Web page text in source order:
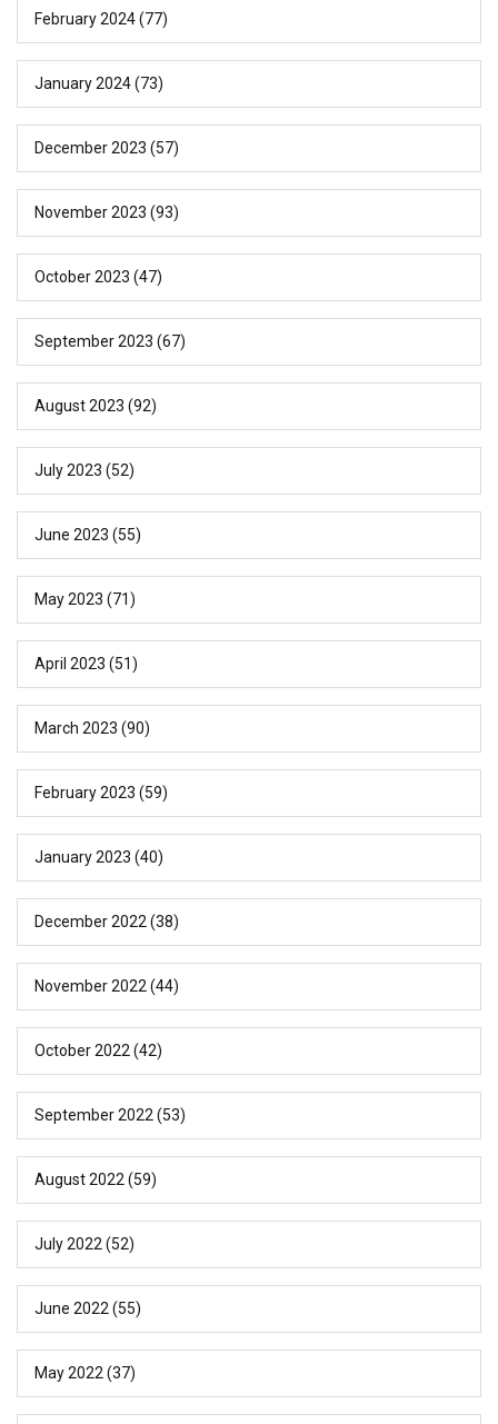
February 2024(77)
January 2024(73)
December 2023 (57)
November 2023 (93)
October 2023 (47)
September 2023 (67)
August 2023 (92)
July 2023 (52)
June 2023 (55)
May 2023 (71)
April 2023 (51)
March 2023 (90)
February 2023 (59)
January 2023 (40)
December 2022 (38)
November 2022 (44)
October 2022 (42)
September 2022 (53)
August 2022 (59)
July 2022 (52)
June 2022 (55)
May 2022 (37)